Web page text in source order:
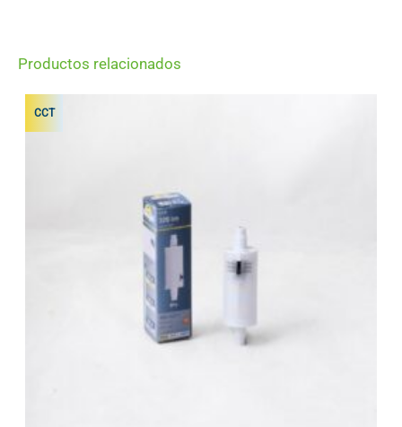
Productos relacionados
CCT